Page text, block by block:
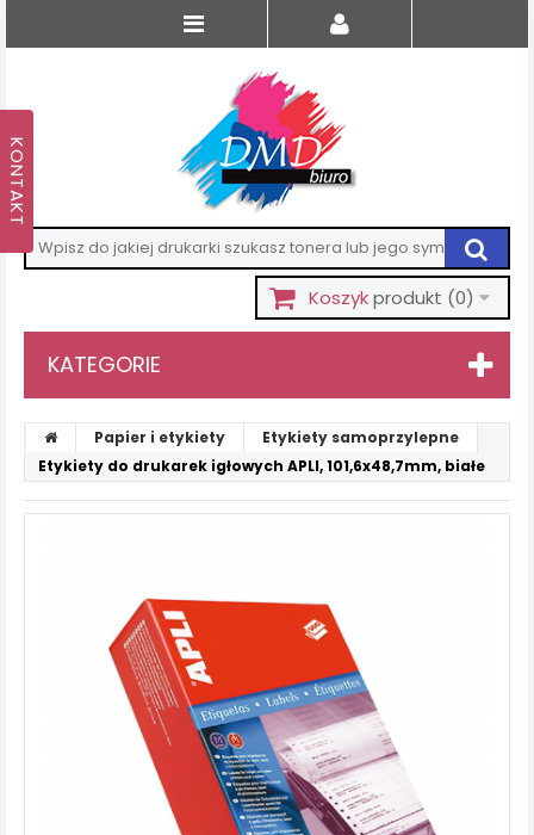
Koszykprodukt (0)
KATEGORIE
Papier i etykiety
Etykiety samoprzylepne
Etykiety do drukarek igłowych APLI, 101,6x48,7mm, białe